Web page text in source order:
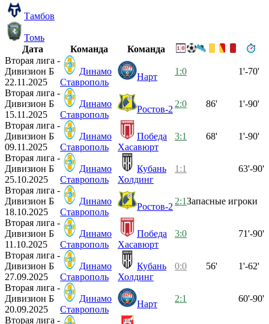
Тамбов
Томь
Дата
Команда
Команда
Вторая лига -
Дивизион Б
22.11.2025
Динамо
Ставрополь
Нарт
1:0 1'-70'
Вторая лига -
Дивизион Б
15.11.2025
Динамо
Ставрополь
Ростов-2
2:0 86' 1'-90'
Вторая лига -
Дивизион Б
09.11.2025
Динамо
Ставрополь
Победа
Хасавюрт
3:1 68' 1'-90'
Вторая лига -
Дивизион Б
25.10.2025
Динамо
Ставрополь
Кубань
Холдинг
1:1 63'-90'
Вторая лига -
Дивизион Б
18.10.2025
Динамо
Ставрополь
Ростов-2
2:1Запасные игроки
Вторая лига -
Дивизион Б
11.10.2025
Динамо
Ставрополь
Победа
Хасавюрт
3:0 71'-90'
Вторая лига -
Дивизион Б
27.09.2025
Динамо
Ставрополь
Кубань
Холдинг
0:0 56' 1'-62'
Вторая лига -
Дивизион Б
20.09.2025
Динамо
Ставрополь
Нарт
2:1 60'-90'
Вторая лига -